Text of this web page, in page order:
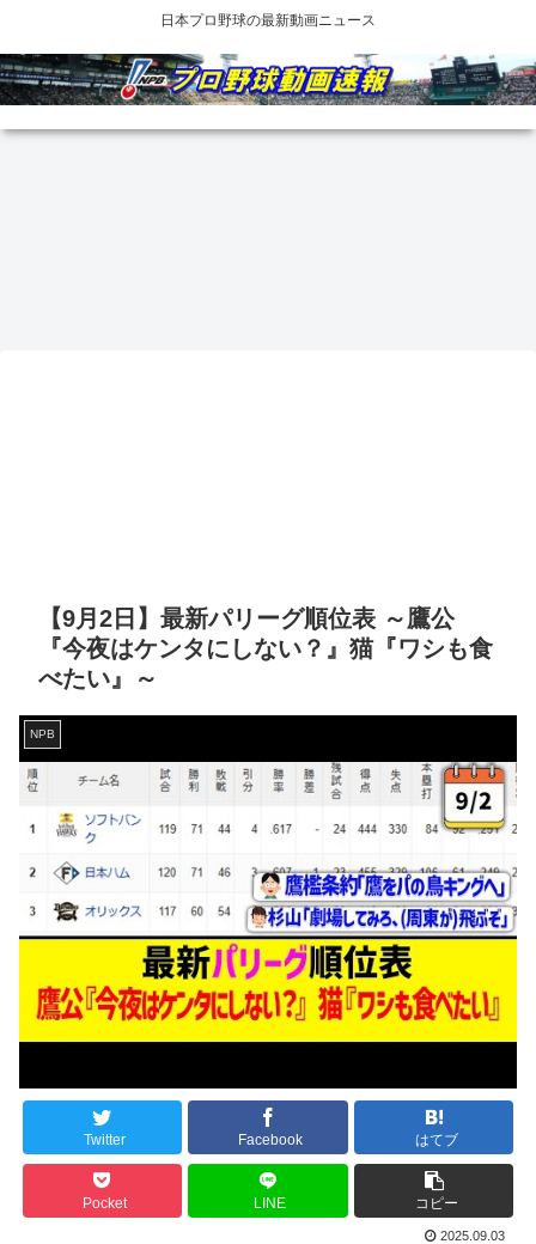
日本プロ野球の最新動画ニュース
【9月2日】最新パリーグ順位表 ～鷹公
『今夜はケンタにしない？』猫『ワシも食
べたい』～
NPB
Twitter Facebook はてブ
Pocket LINE コピー
2025.09.03